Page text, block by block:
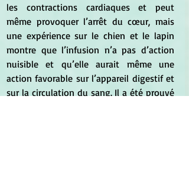
les contractions cardiaques et peut
même provoquer l’arrêt du cœur, mais
une expérience sur le chien et le lapin
montre que l’infusion n’a pas d’action
nuisible et qu’elle aurait même une
action favorable sur l’appareil digestif et
sur la circulation du sang. Il a été prouvé